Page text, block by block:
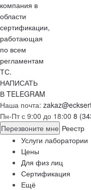
НАПИСАТЬ
В TELEGRAM
Наша почта:
Пн-Пт с 9:00 до 18:00 8
Перезвоните мне Реестр
Услуги лаборатории
Цены
Для физ лиц
Сертификация
Ещё